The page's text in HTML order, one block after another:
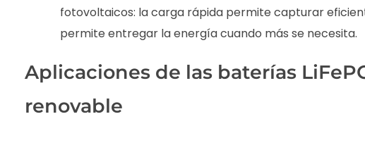
fotovoltaicos: la carga rápida permite capturar
permite entregar la energía cuando más se necesita.
Aplicaciones de las baterías
renovable